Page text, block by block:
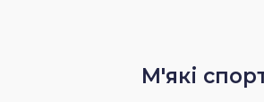
М'які